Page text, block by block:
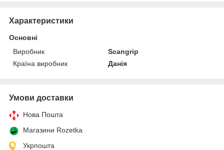
Характеристики
Основні
Виробник
Scangrip
Країна виробник
Данія
Умови доставки
Нова Пошта
Магазини Rozetka
Укрпошта